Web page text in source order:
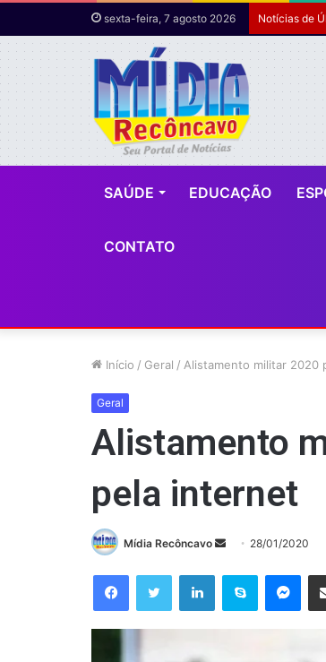
sexta-feira, 7 agosto 2026 Notícias de
SAÚDE EDUCAÇÃO
CONTATO
Início / Geral / Alistamento militar
Geral
Alistamento
pela internet
Mídia Recôncavo
Mande
e-
28/01/2020
FacebookTwitter LinkedinSkype